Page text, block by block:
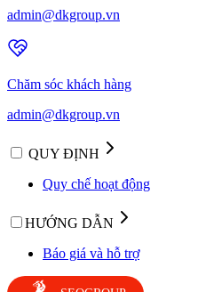
admin@dkgroup.vn
Chăm sóc khách hàng
admin@dkgroup.vn
QUY ĐỊNH
Quy chế hoạt động
HƯỚNG DẪN
Báo giá và hỗ trợ